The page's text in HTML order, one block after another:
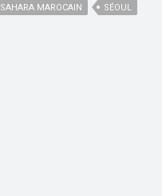
SAHARA MAROCAIN SÉOUL